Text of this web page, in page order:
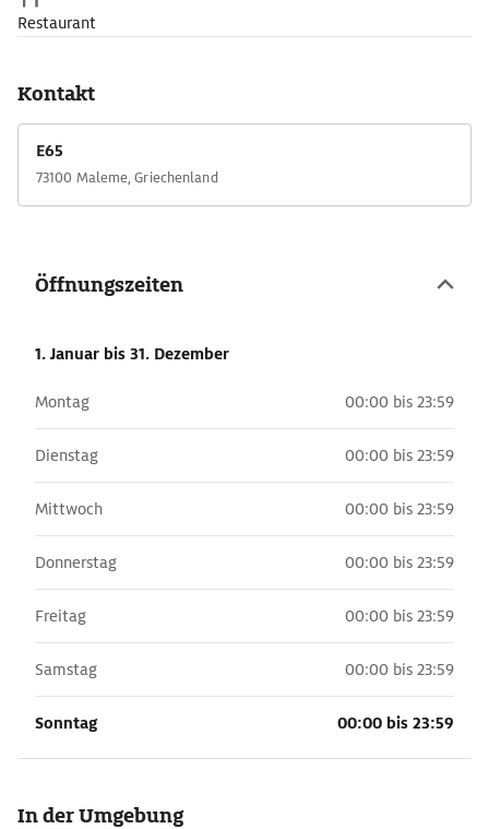
Restaurant
Kontakt
E65
73100 Maleme, Griechenland
Öffnungszeiten
1. Januar bis 31. Dezember
Montag 00:00 bis 23:59
Dienstag 00:00 bis 23:59
Mittwoch 00:00 bis 23:59
Donnerstag 00:00 bis 23:59
Freitag 00:00 bis 23:59
Samstag 00:00 bis 23:59
Sonntag 00:00 bis 23:59
In der Umgebung